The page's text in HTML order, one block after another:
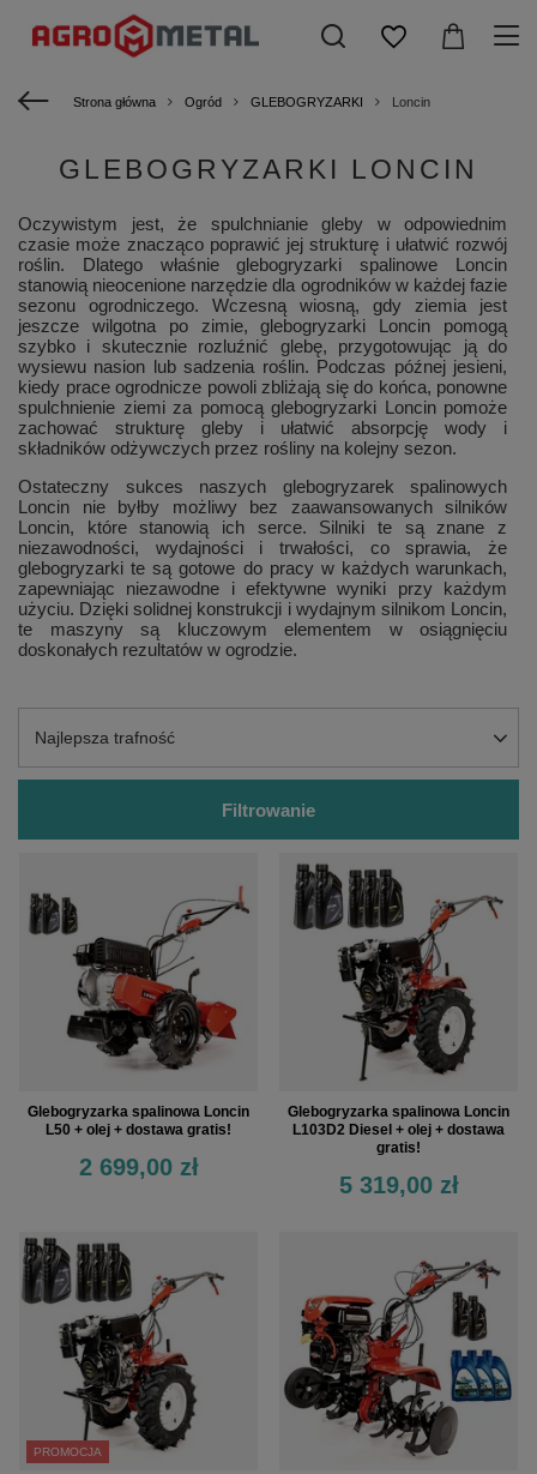
Strona główna Ogród GLEBOGRYZARKI Loncin
GLEBOGRYZARKI LONCIN
Oczywistym jest, że spulchnianie gleby w odpowiednim
czasie może znacząco poprawić jej strukturę i ułatwić rozwój
roślin. Dlatego właśnie glebogryzarki spalinowe Loncin
stanowią nieocenione narzędzie dla ogrodników w każdej fazie
sezonu ogrodniczego. Wczesną wiosną, gdy ziemia jest
jeszcze wilgotna po zimie, glebogryzarki Loncin pomogą
szybko i skutecznie rozluźnić glebę, przygotowując ją do
wysiewu nasion lub sadzenia roślin. Podczas późnej jesieni,
kiedy prace ogrodnicze powoli zbliżają się do końca, ponowne
spulchnienie ziemi za pomocą glebogryzarki Loncin pomoże
zachować strukturę gleby i ułatwić absorpcję wody i
składników odżywczych przez rośliny na kolejny sezon.
Ostateczny sukces naszych glebogryzarek spalinowych
Loncin nie byłby możliwy bez zaawansowanych silników
Loncin, które stanowią ich serce. Silniki te są znane z
niezawodności, wydajności i trwałości, co sprawia, że
glebogryzarki te są gotowe do pracy w każdych warunkach,
zapewniając niezawodne i efektywne wyniki przy każdym
użyciu. Dzięki solidnej konstrukcji i wydajnym silnikom Loncin,
te maszyny są kluczowym elementem w osiągnięciu
doskonałych rezultatów w ogrodzie.
Zmień sortowanie
Najlepsza trafność
Filtrowanie
Glebogryzarka spalinowa Loncin
L50 + olej + dostawa gratis!
2 699,00 zł
Glebogryzarka spalinowa Loncin
L103D2 Diesel + olej + dostawa
gratis!
5 319,00 zł
PROMOCJA